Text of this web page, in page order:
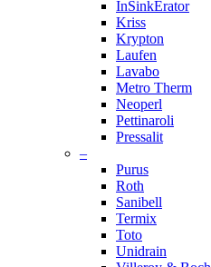
InSinkErator
Kriss
Krypton
Laufen
Lavabo
Metro Therm
Neoperl
Pettinaroli
Pressalit
–
Purus
Roth
Sanibell
Termix
Toto
Unidrain